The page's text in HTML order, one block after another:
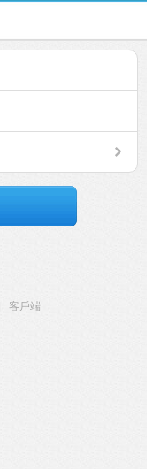
客戶端